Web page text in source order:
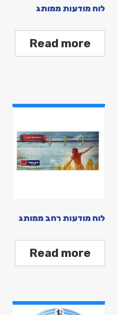
לוח מודעות ממותג
Read more
לוח מודעות רחב ממותג
Read more